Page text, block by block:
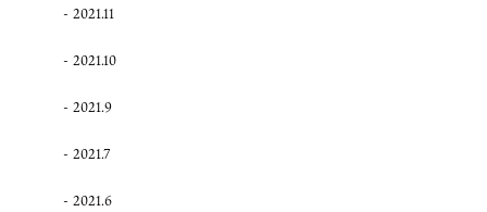
2021.11
2021.10
2021.9
2021.7
2021.6